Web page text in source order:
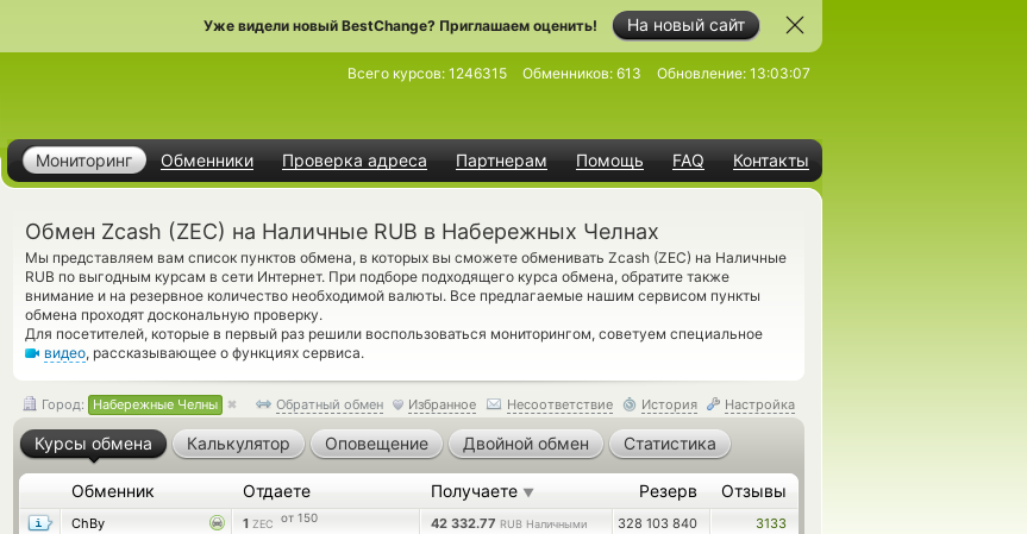
На новый сайт
Уже видели новый BestChange? Приглашаем оценить!
Мониторинг Обменники Проверка адреса Партнерам Помощь FAQ Контакты
Всего курсов: 1246315 Обменников: 613 Обновление: 13:03:07
Обмен Zcash (ZEC) на Наличные RUB в Набережных Челнах
Мы представляем вам список пунктов обмена, в которых вы сможете обменивать Zcash (ZEC) на Наличные
RUB по выгодным курсам в сети Интернет. При подборе подходящего курса обмена, обратите также
внимание и на резервное количество необходимой валюты. Все предлагаемые нашим сервисом пункты
обмена проходят доскональную проверку.
Для посетителей, которые в первый раз решили воспользоваться мониторингом, советуем специальное
видео, рассказывающее о функциях сервиса.
Обратный обмен Избранное Несоответствие История Настройка
Город: Набережные Челны
Курсы обмена Калькулятор Оповещение Двойной обмен Статистика
Обменник Отдаете Получаете ▼ Резерв Отзывы
ChBy 1 ZEC от 150 42 332.77 RUB Наличными 328 103 840
3133